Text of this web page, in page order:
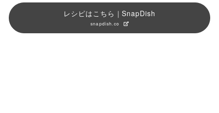
レシピはこちら｜SnapDish
snapdish.co